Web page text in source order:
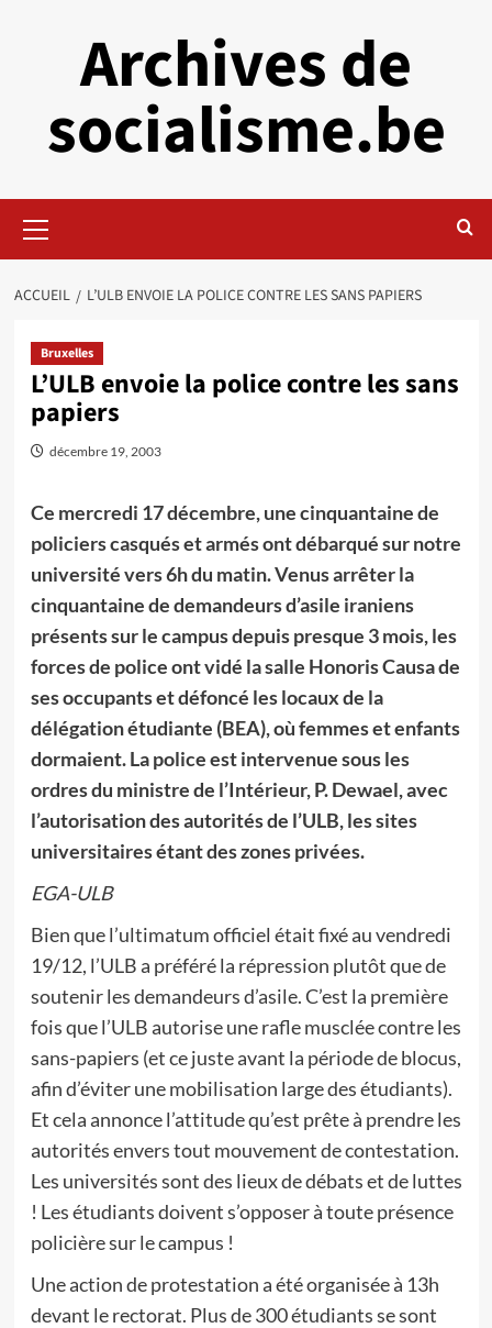
Archives de
socialisme.be
principal
ACCUEIL L’ULB ENVOIE LA POLICE CONTRE LES SANS PAPIERS
Bruxelles
L’ULB envoie la police contre les sans
papiers
décembre 19, 2003
Ce mercredi 17 décembre, une cinquantaine de
policiers casqués et armés ont débarqué sur notre
université vers 6h du matin. Venus arrêter la
cinquantaine de demandeurs d’asile iraniens
présents sur le campus depuis presque 3 mois, les
forces de police ont vidé la salle Honoris Causa de
ses occupants et défoncé les locaux de la
délégation étudiante (BEA), où femmes et enfants
dormaient. La police est intervenue sous les
ordres du ministre de l’Intérieur, P. Dewael, avec
l’autorisation des autorités de l’ULB, les sites
universitaires étant des zones privées.
EGA-ULB
Bien que l’ultimatum officiel était fixé au vendredi
19/12, l’ULB a préféré la répression plutôt que de
soutenir les demandeurs d’asile. C’est la première
fois que l’ULB autorise une rafle musclée contre les
sans-papiers (et ce juste avant la période de blocus,
afin d’éviter une mobilisation large des étudiants).
Et cela annonce l’attitude qu’est prête à prendre les
autorités envers tout mouvement de contestation.
Les universités sont des lieux de débats et de luttes
! Les étudiants doivent s’opposer à toute présence
policière sur le campus !
Une action de protestation a été organisée à 13h
devant le rectorat. Plus de 300 étudiants se sont